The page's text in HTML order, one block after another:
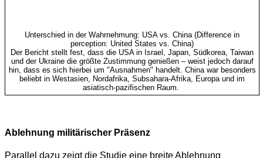
Unterschied in der Wahrnehmung: USA vs. China (Difference in
perception: United States vs. China)
Der Bericht stellt fest, dass die USA in Israel, Japan, Südkorea, Taiwan
und der Ukraine die größte Zustimmung genießen – weist jedoch darauf
hin, dass es sich hierbei um "Ausnahmen" handelt. China war besonders
beliebt in Westasien, Nordafrika, Subsahara-Afrika, Europa und im
asiatisch-pazifischen Raum.
Ablehnung militärischer Präsenz
Parallel dazu zeigt die Studie eine breite Ablehnung